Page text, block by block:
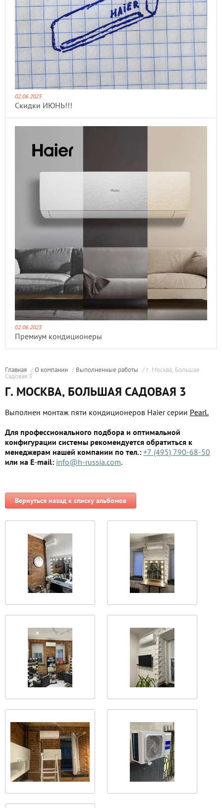
02.06.2025
Скидки ИЮНЬ!!!
02.06.2025
Премиум кондиционеры
Главная /О компании / Выполненные работы / г. Москва, Большая
Садовая 3
Г. МОСКВА, БОЛЬШАЯ САДОВАЯ 3
Выполнен монтаж пяти кондиционеров Haier серии Pearl.
Для профессионального подбора и оптимальной
конфигурации системы рекомендуется обратиться к
менеджерам нашей компании по тел.: +7 (495) 790-68-50
или на Е-mail: info@h-russia.com.
Вернуться назад к списку альбомов